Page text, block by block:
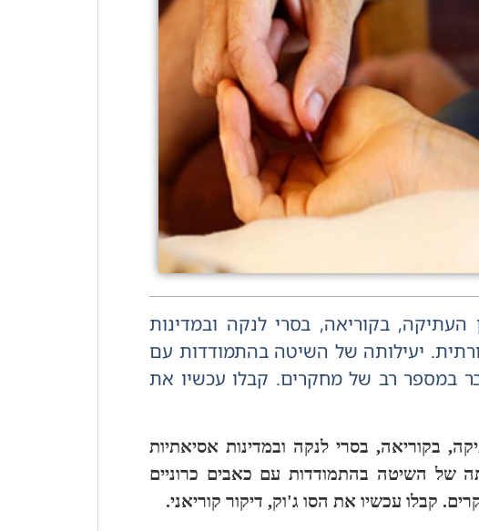
העתיקה, בקוריאה, בסרי לנקה ובמדינות
שנים כרפואה מסורתית. יעילותה של השיטה בהתמודדות עם
במספר רב של מחקרים. קבלו עכשיו את
בקוריאה, בסרי לנקה ובמדינות אסיאתיות
של השיטה בהתמודדות עם כאבים כרוניים
קבלו עכשיו את הסו ג'וק, דיקור קוריאני.